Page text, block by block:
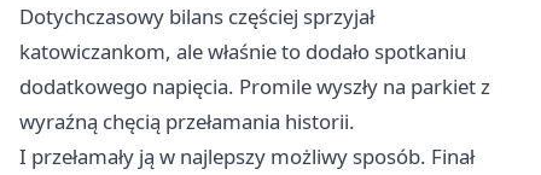
Dotychczasowy bilans częściej sprzyjał
katowiczankom, ale właśnie to dodało spotkaniu
dodatkowego napięcia. Promile wyszły na parkiet z
wyraźną chęcią przełamania historii.
I przełamały ją w najlepszy możliwy sposób. Finał